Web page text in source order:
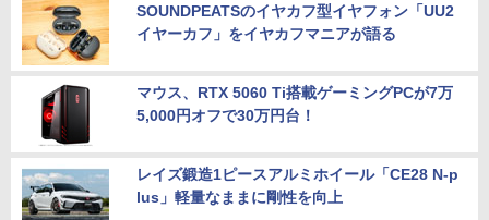
SOUNDPEATSのイヤカフ型イヤフォン「UU2
イヤーカフ」をイヤカフマニアが語る
マウス、RTX 5060 Ti搭載ゲーミングPCが7万
5,000円オフで30万円台！
レイズ鍛造1ピースアルミホイール「CE28 N-p
lus」軽量なままに剛性を向上